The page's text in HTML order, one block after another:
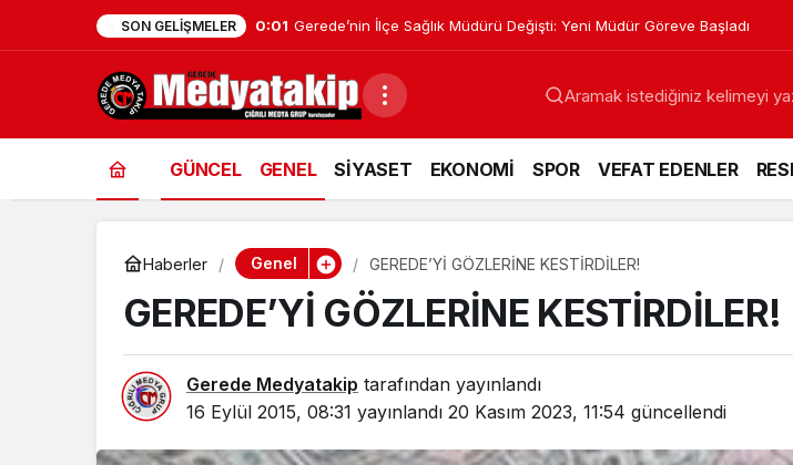
SON GELIŞMELER 16:47 Zonguldak’ta HASAD Halk Oyunları Kursları Başlıyor
GÜNCEL GENEL SİYASET EKONOMİ SPOR VEFAT EDENLER
Haberler Genel GEREDE’Yİ GÖZLERİNE KESTİRDİLER!
GEREDE’Yİ GÖZLERİNE KESTİRDİLER!
Gerede Medyatakip tarafından yayınlandı
16 Eylül 2015, 08:31 yayınlandı 20 Kasım 2023, 11:54 güncellendi